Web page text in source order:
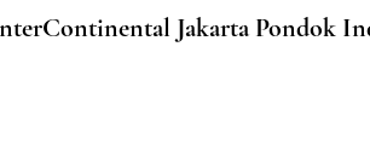
Jakarta Pondok